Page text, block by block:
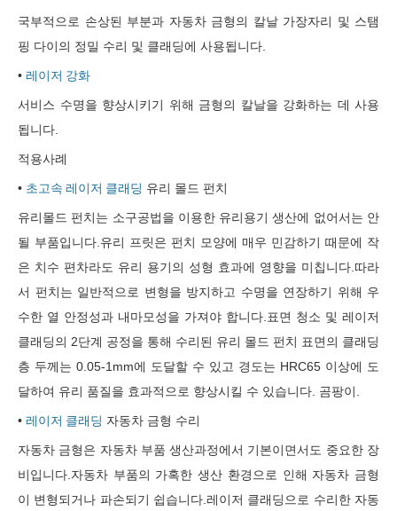
국부적으로 손상된 부분과 자동차 금형의 칼날 가장자리 및 스탬
핑 다이의 정밀 수리 및 클래딩에 사용됩니다.
• 레이저 강화
서비스 수명을 향상시키기 위해 금형의 칼날을 강화하는 데 사용
됩니다.
적용사례
• 초고속 레이저 클래딩 유리 몰드 펀치
유리몰드 펀치는 소구공법을 이용한 유리용기 생산에 없어서는 안
될 부품입니다.유리 프릿은 펀치 모양에 매우 민감하기 때문에 작
은 치수 편차라도 유리 용기의 성형 효과에 영향을 미칩니다.따라
서 펀치는 일반적으로 변형을 방지하고 수명을 연장하기 위해 우
수한 열 안정성과 내마모성을 가져야 합니다.표면 청소 및 레이저
클래딩의 2단계 공정을 통해 수리된 유리 몰드 펀치 표면의 클래딩
층 두께는 0.05-1mm에 도달할 수 있고 경도는 HRC65 이상에 도
달하여 유리 품질을 효과적으로 향상시킬 수 있습니다. 곰팡이.
• 레이저 클래딩 자동차 금형 수리
자동차 금형은 자동차 부품 생산과정에서 기본이면서도 중요한 장
비입니다.자동차 부품의 가혹한 생산 환경으로 인해 자동차 금형
이 변형되거나 파손되기 쉽습니다.레이저 클래딩으로 수리한 자동